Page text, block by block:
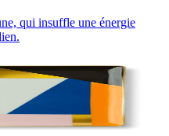
qui insuffle une énergie